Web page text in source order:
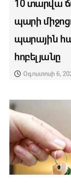
10 տարվա
պարի
պարային
հոբելյանը
Օգոստոսի 6,